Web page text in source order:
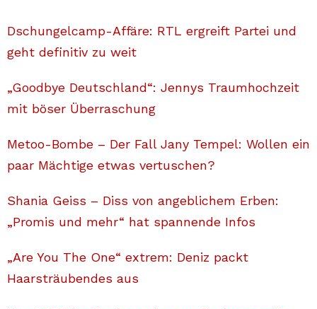
Dschungelcamp-Affäre: RTL ergreift Partei und
geht definitiv zu weit
„Goodbye Deutschland“: Jennys Traumhochzeit
mit böser Überraschung
Metoo-Bombe – Der Fall Jany Tempel: Wollen ein
paar Mächtige etwas vertuschen?
Shania Geiss – Diss von angeblichem Erben:
„Promis und mehr“ hat spannende Infos
„Are You The One“ extrem: Deniz packt
Haarsträubendes aus